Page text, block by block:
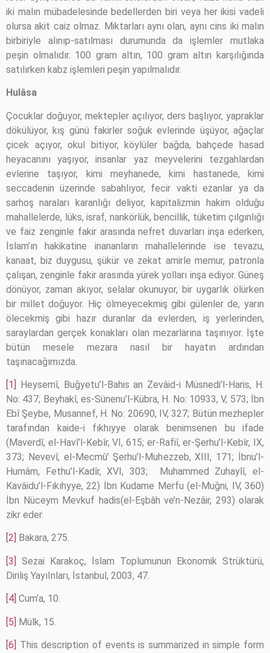
iki malın mübadelesinde bedellerden biri veya her ikisi vadeli
olursa akit caiz olmaz. Miktarları aynı olan, aynı cins iki malın
birbiriyle alınıp-satılması durumunda da işlemler mutlaka
peşin olmalıdır. 100 gram altın, 100 gram altın karşılığında
satılırken kabz işlemleri peşin yapılmalıdır.
Hulâsa
Çocuklar doğuyor, mektepler açılıyor, ders başlıyor, yapraklar
dökülüyor, kış günü fakirler soğuk evlerinde üşüyor, ağaçlar
çicek açıyor, okul bitiyor, köylüler bağda, bahçede hasad
heyacanını yaşıyor, insanlar yaz meyvelerini tezgahlardan
evlerine taşıyor, kimi meyhanede, kimi hastanede, kimi
seccadenin üzerinde sabahlıyor, fecir vakti ezanlar ya da
sarhoş naraları karanlığı deliyor, kapitalizmin hakim olduğu
mahallelerde, lüks, israf, nankörlük, bencillik, tüketim çılgınlığı
ve faiz zenginle fakir arasında nefret duvarları inşa ederken,
İslam’ın hakikatine inananların mahallelerinde ise tevazu,
kanaat, biz duygusu, şükür ve zekat amirle memur, patronla
çalışan, zenginle fakir arasında yürek yolları inşa ediyor. Güneş
dönüyor, zaman akıyor, selalar okunuyor, bir uygarlık ölürken
bir millet doğuyor. Hiç ölmeyecekmiş gibi gülenler de, yarın
ölecekmiş gibi hazır duranlar da evlerden, iş yerlerinden,
saraylardan gerçek konakları olan mezarlarına taşınıyor. İşte
bütün mesele mezara nasıl bir hayatın ardından
taşınacağımızda.
[1] Heysemî, Buğyetu’l-Bahis an Zevâid-i Müsnedi’l-Haris, H.
No: 437; Beyhakî, es-Sünenu’l-Kübra, H. No: 10933, V, 573; İbn
Ebî Şeybe, Musannef, H. No: 20690, IV, 327; Bütün mezhepler
tarafından kaide-i fıkhıyye olarak benimsenen bu ifade
(Maverdî, el-Havî’l-Kebîr, VI, 615; er-Rafiî, er-Şerhu’l-Kebîr, IX,
373; Nevevî, el-Mecmû’ Şerhu’l-Muhezzeb, XIII, 171; İbnu’l-
Humâm, Fethu’l-Kadîr, XVI, 303; Muhammed Zuhaylî, el-
Kavâidu’l-Fıkıhyye, 22) İbn Kudame Merfu (el-Muğni, IV, 360)
İbn Nüceym Mevkuf hadis(el-Eşbâh ve’n-Nezâir, 293) olarak
zikr eder.
[2] Bakara, 275.
[3] Sezai Karakoç, İslam Toplumunun Ekonomik Strüktürü,
Diriliş YayıInları, İstanbul, 2003, 47.
[4] Cum’a, 10.
[5] Mülk, 15.
[6] This description of events is summarized in simple form